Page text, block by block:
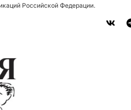
Российской Федерации.